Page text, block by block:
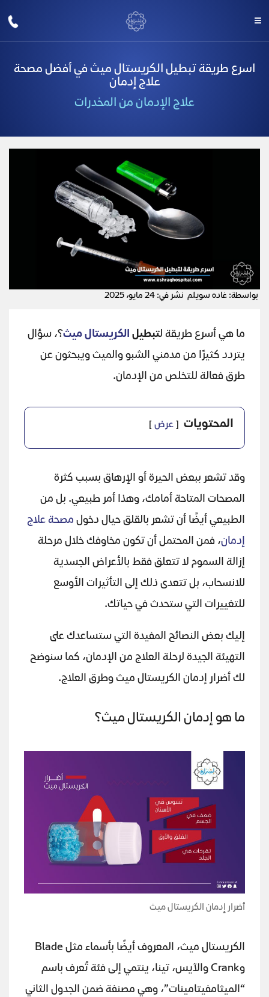
اسرع طريقة تبطيل الكريستال ميث في أفضل مصحة
علاج إدمان
علاج الإدمان من المخدرات
بواسطة: غاده سويلم نشر في: 24 مايو، 2025
ما هي أسرع طريقة لتبطيل الكريستال ميث؟، سؤال
يتردد كثيرًا من مدمني الشبو والميث ويبحثون عن
طرق فعالة للتخلص من الإدمان.
المحتويات عرض
وقد تشعر ببعض الحيرة أو الإرهاق بسبب كثرة
المصحات المتاحة أمامك، وهذا أمر طبيعي. بل من
الطبيعي أيضًا أن تشعر بالقلق حيال دخول مصحة علاج
إدمان، فمن المحتمل أن تكون مخاوفك خلال مرحلة
إزالة السموم لا تتعلق فقط بالأعراض الجسدية
للانسحاب، بل تتعدى ذلك إلى التأثيرات الأوسع
للتغييرات التي ستحدث في حياتك.
إليك بعض النصائح المفيدة التي ستساعدك على
التهيئة الجيدة لرحلة العلاج من الإدمان، كما سنوضح
لك أضرار إدمان الكريستال ميث وطرق العلاج.
ما هو إدمان الكريستال ميث؟
أضرار إدمان الكريستال ميث
الكريستال ميث، المعروف أيضًا بأسماء مثل Blade
وCrank والآيس، تينا، ينتمي إلى فئة تُعرف باسم
“الميثامفيتامينات”، وهي مصنفة ضمن الجدول الثاني